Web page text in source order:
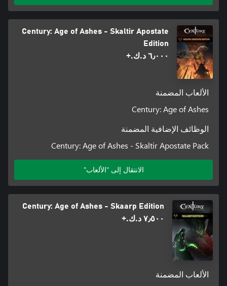
Century: Age of Ashes - Skaltir Apostate
Edition
٦٫٠٠٠ د.ك.‏+
الألعاب المضمنة
Century: Age of Ashes
الوظائف الإضافية المضمنة
Century: Age of Ashes - Skaltir Apostate Pack
الانتقال إلى "الألعاب"
Century: Age of Ashes - Skaarp Edition
٧٫٥٠٠ د.ك.‏+
الألعاب المضمنة